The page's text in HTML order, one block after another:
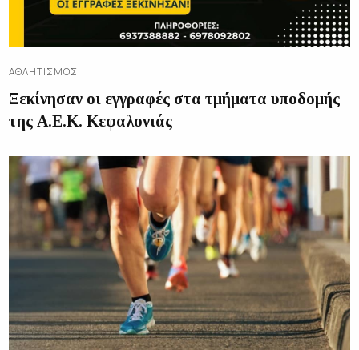
ΑΘΛΗΤΙΣΜΌΣ
Ξεκίνησαν οι εγγραφές στα τμήματα υποδομής
της Α.Ε.Κ. Κεφαλονιάς